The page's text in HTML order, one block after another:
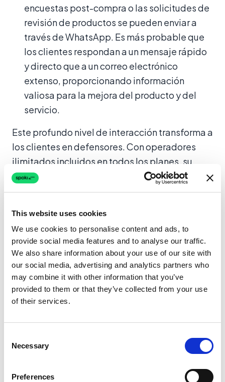
This website uses cookies
We use cookies to personalise content and ads, to
provide social media features and to analyse our traffic.
We also share information about your use of our site with
our social media, advertising and analytics partners who
may combine it with other information that you’ve
provided to them or that they’ve collected from your use
of their services.
Selection
Necessary
Preferences
encuestas post-compra o las solicitudes de
revisión de productos se pueden enviar a
través de WhatsApp. Es más probable que
los clientes respondan a un mensaje rápido
y directo que a un correo electrónico
extenso, proporcionando información
valiosa para la mejora del producto y del
servicio.
Este profundo nivel de interacción transforma a
los clientes en defensores. Con operadores
ilimitados incluidos en todos los planes, su
equipo puede gestionar sin problemas estas
ricas conversaciones, asegurando que ninguna
Descubra cómo lassoluciones
Spoki le permiten construir estas invaluables
conexiones con los clientes.
Eficiencia Operativa e Insights
Basados en Datos
conectada para la industria minorista
internas y proporcionan datos invaluables. Al